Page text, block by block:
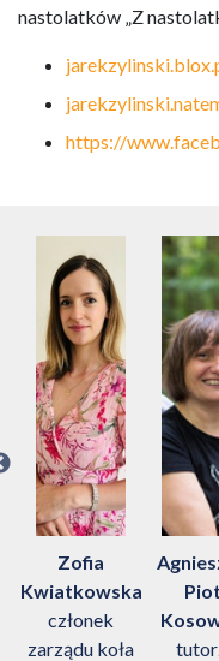
nastolatków „Z
https://
Zofia
Kwiatkowska
członek
zarządu koła